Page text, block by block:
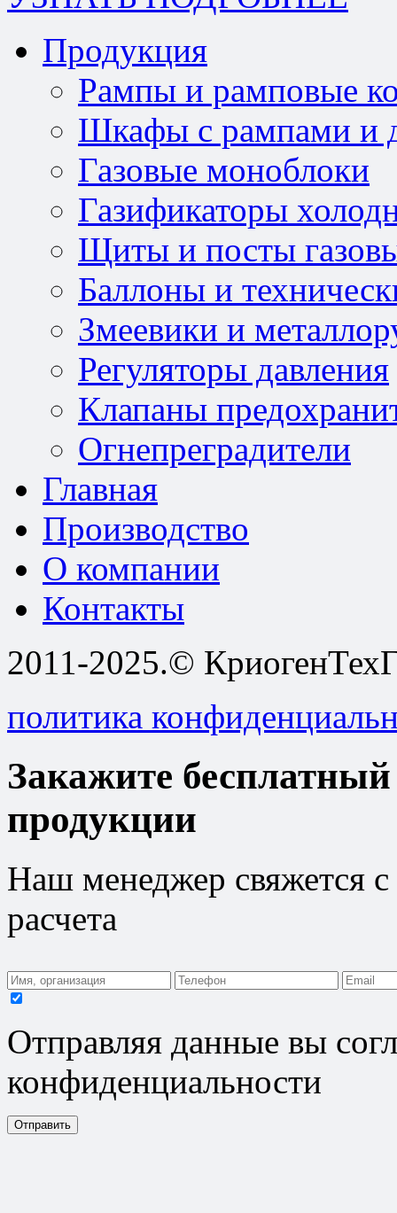
Продукция
Рампы и рамповые
Шкафы с рампами и
Газовые моноблоки
Газификаторы
Щиты и посты
Баллоны и
Змеевики и
Регуляторы давления
Клапаны
Огнепреградители
Главная
Производство
О компании
Контакты
2011-2025.©
политика
Закажите бесплатный
продукции
Наш менеджер свяжется
расчета
Отправляя данные вы
конфиденциальности
Отправить